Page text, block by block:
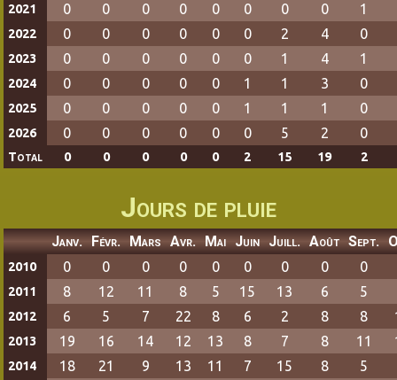
2021 0 0 0 0 0 0 0 0 1
2022 0 0 0 0 0 0 2 4 0
2023 0 0 0 0 0 0 1 4 1
2024 0 0 0 0 0 1 1 3 0
2025 0 0 0 0 0 1 1 1 0
2026 0 0 0 0 0 0 5 2 0
Total 0 0 0 0 0 2 15 19 2
Jours de pluie
Janv. Févr. Mars Avr. Mai Juin Juill. Août Sept.
2010 0 0 0 0 0 0 0 0 0
2011 8 12 11 8 5 15 13 6 5
2012 6 5 7 22 8 6 2 8 8
2013 19 16 14 12 13 8 7 8 11
2014 18 21 9 13 11 7 15 8 5